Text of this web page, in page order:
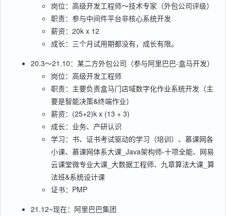
岗位：高级开发工程师～技术专家（外包公司评级）
职责：参与中间件平台非核心系统开发
薪资：20k x 12
成长：三个月试用期都没有，成长有限。
20.3～21.10：某二方外包公司（参与阿里巴巴-盒马开发）
岗位：高级开发工程师
职责：主要负责盒马门店域数字化作业系统开发（主
要是智能决策&终端作业）
薪资：(25+2)k x (13 + 3)
成长：业务、产研认识
学习：书、证书考试驱动的学习（培训）、慕课网各
小课、慕课网体系大课_Java架构师-十项全能、网易
云课堂微专业大课_大数据工程师、九章算法大课_算
法班&系统设计课
证书：PMP
21.12~现在：阿里巴巴集团